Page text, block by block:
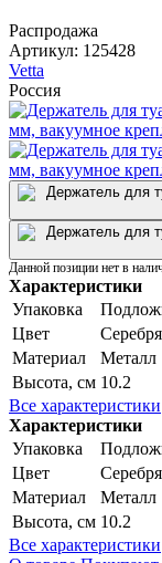
Распродажа
Артикул: 125428
Vetta
Россия
Данной позиции нет в
Характеристики
Упаковка
Цвет
Материал
Металл
Высота, см 10.2
Все характеристики
Характеристики
Упаковка
Цвет
Материал
Металл
Высота, см 10.2
Все характеристики